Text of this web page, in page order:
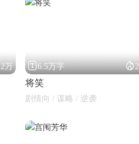
万 6.5万字 
将笑
剧情向 / 谋略 / 逆袭